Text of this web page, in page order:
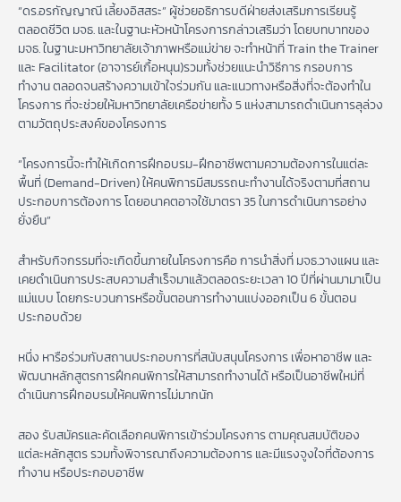
“ดร.อรกัญญาณี เลี้ยงอิสสระ” ผู้ช่วยอธิการบดีฝ่ายส่งเสริมการเรียนรู้
ตลอดชีวิต มจธ. และในฐานะหัวหน้าโครงการกล่าวเสริมว่า โดยบทบาทของ
มจธ. ในฐานะมหาวิทยาลัยเจ้าภาพหรือแม่ข่าย จะทำหน้าที่ Train the Trainer
และ Facilitator (อาจารย์เกื้อหนุน)รวมทั้งช่วยแนะนำวิธีการ กรอบการ
ทำงาน ตลอดจนสร้างความเข้าใจร่วมกัน และแนวทางหรือสิ่งที่จะต้องทำใน
โครงการ ที่จะช่วยให้มหาวิทยาลัยเครือข่ายทั้ง 5 แห่งสามารถดำเนินการลุล่วง
ตามวัตถุประสงค์ของโครงการ
“โครงการนี้จะทำให้เกิดการฝึกอบรม-ฝึกอาชีพตามความต้องการในแต่ละ
พื้นที่ (Demand-Driven) ให้คนพิการมีสมรรถนะทำงานได้จริงตามที่สถาน
ประกอบการต้องการ โดยอนาคตอาจใช้มาตรา 35 ในการดำเนินการอย่าง
ยั่งยืน”
สำหรับกิจกรรมที่จะเกิดขึ้นภายในโครงการคือ การนำสิ่งที่ มจธ.วางแผน และ
เคยดำเนินการประสบความสำเร็จมาแล้วตลอดระยะเวลา 10 ปีที่ผ่านมามาเป็น
แม่แบบ โดยกระบวนการหรือขั้นตอนการทำงานแบ่งออกเป็น 6 ขั้นตอน
ประกอบด้วย
หนึ่ง หารือร่วมกับสถานประกอบการที่สนับสนุนโครงการ เพื่อหาอาชีพ และ
พัฒนาหลักสูตรการฝึกคนพิการให้สามารถทำงานได้ หรือเป็นอาชีพใหม่ที่
ดำเนินการฝึกอบรมให้คนพิการไม่มากนัก
สอง รับสมัครและคัดเลือกคนพิการเข้าร่วมโครงการ ตามคุณสมบัติของ
แต่ละหลักสูตร รวมทั้งพิจารณาถึงความต้องการ และมีแรงจูงใจที่ต้องการ
ทำงาน หรือประกอบอาชีพ